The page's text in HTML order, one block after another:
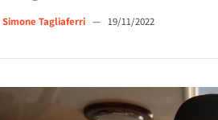
Simone Tagliaferri — 19/11/2022